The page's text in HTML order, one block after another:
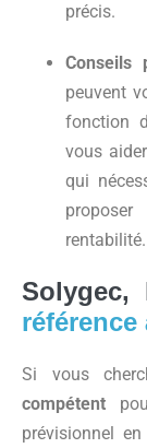
précis.
Conseils
peuvent
fonction
vous
qui
rentabilité.
Solygec,
référence
Si vous
compétent
prévisionnel